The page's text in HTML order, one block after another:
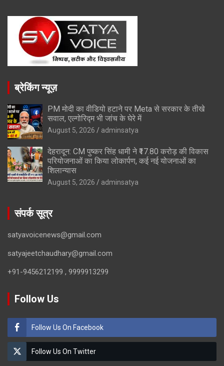
ब्रेकिंग न्यूज़
PM मोदी का वीडियो हटाने पर Meta से सरकार के तीखे
सवाल, एल्गोरिद्म भी जांच के घेरे में
August 5, 2026 adminsatya
देहरादून: CM पुष्कर सिंह धामी ने ₹17.80 करोड़ की विकास
परियोजनाओं का किया लोकार्पण, कई नई योजनाओं का
शिलान्यास
August 5, 2026 adminsatya
संपर्क सूत्र
satyavoicenews@gmail.com
satyajeetchaudhary@gmail.com
+91-9456212199 , 9999913299
Follow Us
Follow Us On Facebook
Follow Us On Twitter